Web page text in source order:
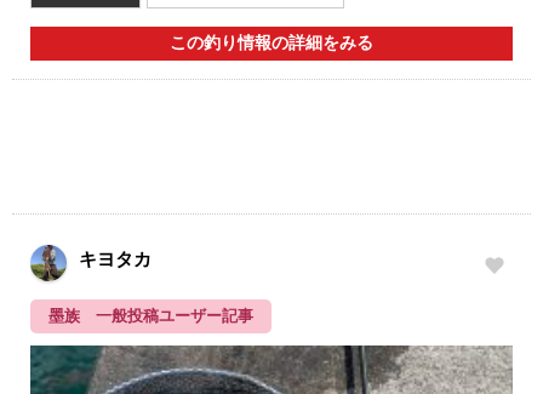
この釣り情報の詳細をみる
キヨタカ
墨族 一般投稿ユーザー記事